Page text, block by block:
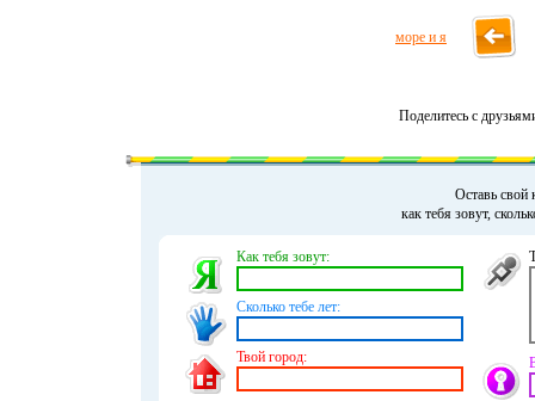
море и я
Поделитесь с
Оставь свой
как тебя зовут,
Как тебя зовут:
Сколько тебе лет:
Твой город: